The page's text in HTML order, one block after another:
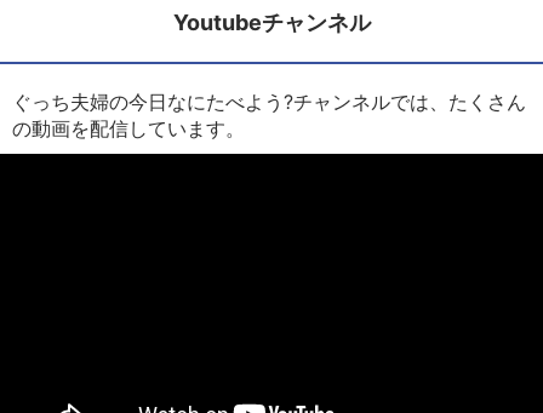
Youtubeチャンネル
ぐっち夫婦の今日なにたべよう?チャンネルでは、たくさん
の動画を配信しています。